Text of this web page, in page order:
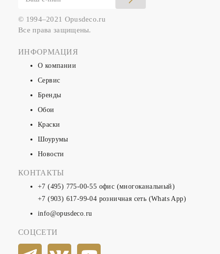
© 1994–2021 Opusdeco.ru
Все права защищены.
ИНФОРМАЦИЯ
О компании
Сервис
Бренды
Обои
Краски
Шоурумы
Новости
КОНТАКТЫ
+7 (495) 775-00-55 офис (многоканальный)
+7 (903) 617-99-04 розничная сеть (Whats App)
info@opusdeco.ru
СОЦСЕТИ